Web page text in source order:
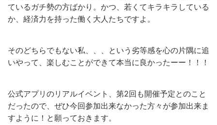
ているガチ勢の方ばかり。かつ、若くてキラキラしている
か、経済力を持った働く大人たちですよ。
そのどちらでもない私、、、という劣等感を心の片隅に追
いやって、楽しむことができて本当に良かったーー！！！
公式アプリのリアルイベント、第2回も開催予定とのこと
だったので、ぜひ今回参加出来なかった方々が参加出来ま
すように！と願っておきます。